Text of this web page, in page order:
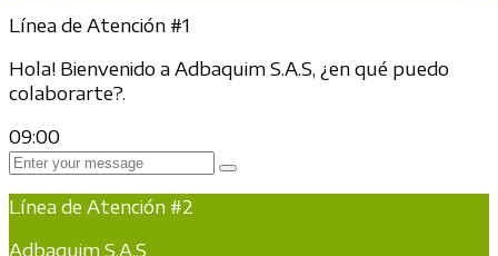
Línea de Atención #1
Hola! Bienvenido a Adbaquim S.A.S, ¿en qué puedo
colaborarte?.
09:00
Línea de Atención #2
Adbaquim S.A.S